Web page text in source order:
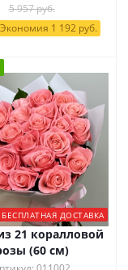
5 957 руб.
Экономия 1 192 руб.
БЕСПЛАТНАЯ ДОСТАВКА
21 коралловой
(60 см)